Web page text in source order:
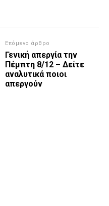
Επόμενο άρθρο
Γενική απεργία την
Πέμπτη 8/12 – Δείτε
αναλυτικά ποιοι
απεργούν